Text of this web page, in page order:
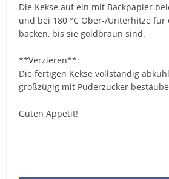
Die Kekse auf ein mit Backpapier
und bei 180 °C Ober-/Unterhitze
backen, bis sie goldbraun sind.
**Verzieren**:
Die fertigen Kekse vollständig
großzügig mit Puderzucker
Guten Appetit!